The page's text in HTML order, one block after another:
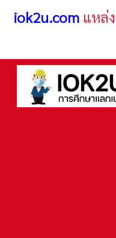
iok2u.com แหล่